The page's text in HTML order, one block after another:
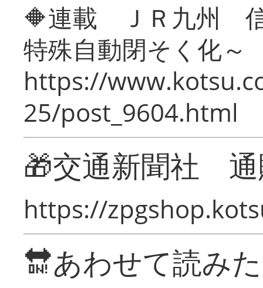
🔶連載 ＪＲ九州 信
特殊自動閉そく化～
https://
25/post_9604.html
🎁交通新聞社
https://
🔛あわせて読み